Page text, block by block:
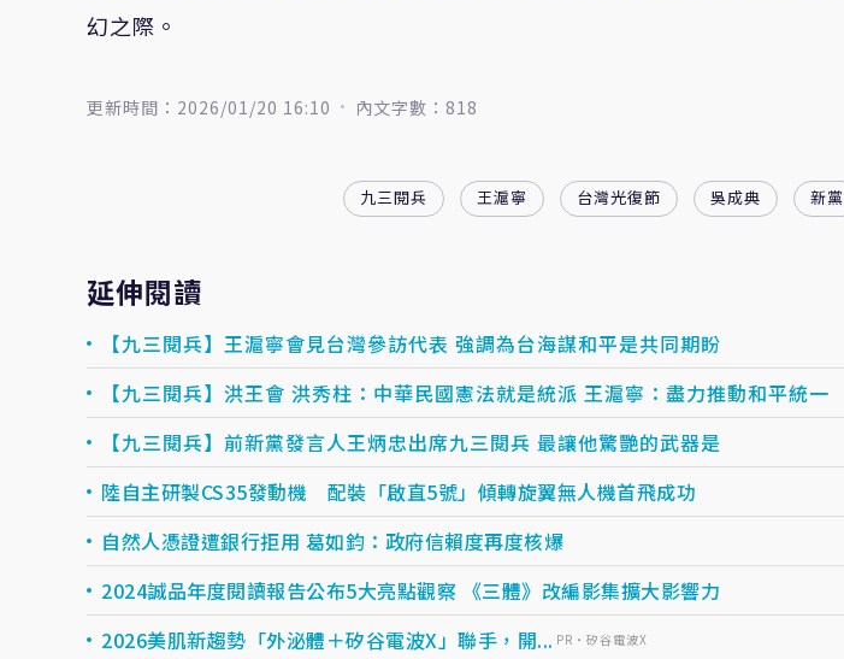
幻之際。
更新時間：2026/01/20 16:10 內文字數：818
九三閱兵 王滬寧 台灣光復節 吳成典 新黨
延伸閱讀
【九三閱兵】王滬寧會見台灣參訪代表 強調為台海謀和平是共同期盼
【九三閱兵】洪王會 洪秀柱：中華民國憲法就是統派 王滬寧：盡力推動和平統一
【九三閱兵】前新黨發言人王炳忠出席九三閱兵 最讓他驚艷的武器是
陸自主研製CS35發動機 配裝「啟直5號」傾轉旋翼無人機首飛成功
自然人憑證遭銀行拒用 葛如鈞：政府信賴度再度核爆
2024誠品年度閱讀報告公布5大亮點觀察 《三體》改編影集擴大影響力
2026美肌新趨勢「外泌體＋矽谷電波X」聯手，開... PR・矽谷電波X